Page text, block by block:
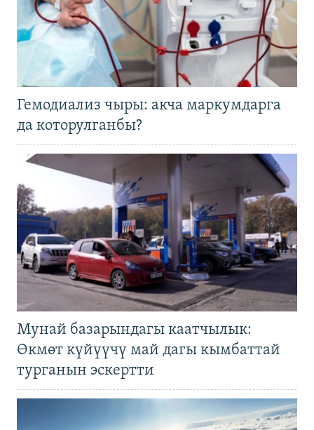
Гемодиализ чыры: акча маркумдарга
да которулганбы?
Мунай базарындагы каатчылык:
Өкмөт күйүүчү май дагы кымбаттай
турганын эскертти